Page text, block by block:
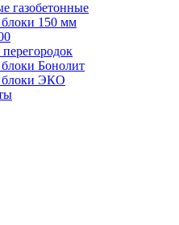
газобетонные
блоки 150 мм
Бонолит
блоки ЭКО